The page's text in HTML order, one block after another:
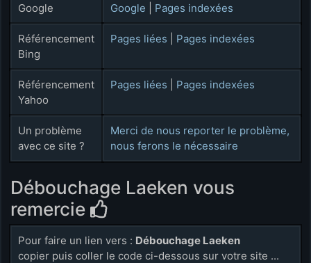
Google
Google
Pages indexées
Référencement
Bing
Pages liées Pages indexées
Référencement
Yahoo
Pages liées Pages indexées
Un problème
avec ce site ?
Merci de nous reporter le problème,
nous ferons le nécessaire
Débouchage Laeken vous
remercie
Pour faire un lien vers : Débouchage Laeken
copier puis coller le code ci-dessous sur votre site ...